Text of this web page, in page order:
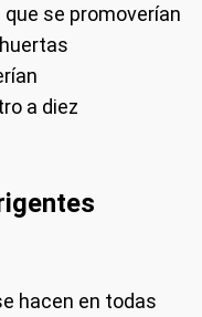
se promoverían
a diez
hacen en todas